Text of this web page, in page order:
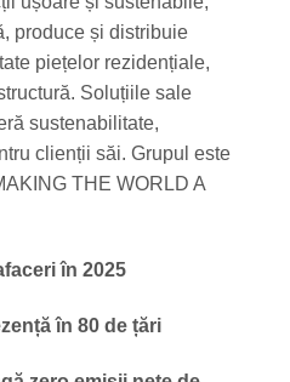
produce și distribuie
piețelor rezidențiale,
Soluțiile sale
sustenabilitate,
clienții săi. Grupul este
THE WORLD A
în 2025
în 80 de țări